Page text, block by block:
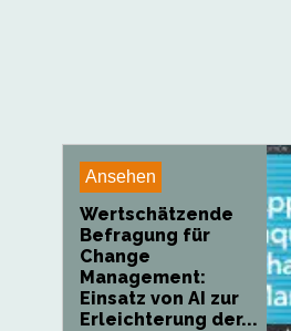
Ansehen
Wertschätzende
Befragung für
Change
Management:
Einsatz von AI zur
Erleichterung der...